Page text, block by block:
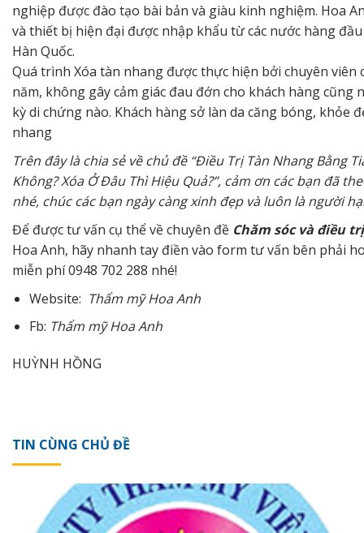
nghiệp được đào tạo bài bản và giàu kinh nghiệm. Hoa
và thiết bị hiện đại được nhập khẩu từ các nước hàng
Hàn Quốc.
Quá trình Xóa tàn nhang được thực hiện bởi chuyên viên
năm, không gây cảm giác đau đớn cho khách hàng cũng
kỳ di chứng nào. Khách hàng sở làn da căng bóng, khỏe
nhang
Trên đây là chia sẻ về chủ đề “Điều Trị Tàn Nhang Bằng
Không? Xóa Ở Đâu Thì Hiệu Quả?”, cảm ơn các bạn đã
nhé, chúc các bạn ngày càng xinh đẹp và luôn là người
Để được tư vấn cụ thể về chuyên đề Chăm sóc và điều
Hoa Anh, hãy nhanh tay điền vào form tư vấn bên phải
miễn phí0948 702 288 nhé!
Website: ThẩmmỹHoa Anh
Fb: ThẩmmỹHoa Anh
HUỲNH HỒNG
TIN CÙNG CHỦ ĐỀ